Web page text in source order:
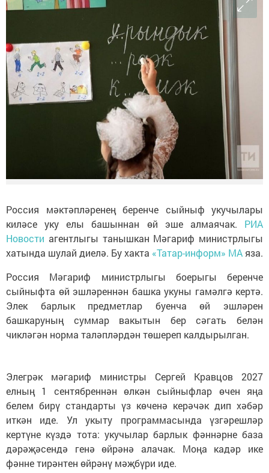
Россия мәктәпләренең беренче сыйныф укучылары
киләсе уку елы башыннан өй эше алмаячак. РИА
Новости агентлыгы танышкан Мәгариф министрлыгы
хатында шулай диелә. Бу хакта «Татар-информ» МА яза.
Россия Мәгариф министрлыгы боерыгы беренче
сыйныфта өй эшләреннән башка укуны гамәлгә кертә.
Элек барлык предметлар буенча өй эшләрен
башкаруның суммар вакытын бер сәгать белән
чикләгән норма таләпләрдән төшереп калдырылган.
Элегрәк мәгариф министры Сергей Кравцов 2027
елның 1 сентябреннән өлкән сыйныфлар өчен яңа
белем бирү стандарты үз көченә керәчәк дип хәбәр
иткән иде. Ул укыту программасында үзгәрешләр
кертүне күздә тота: укучылар барлык фәннәрне база
дәрәҗәсендә генә өйрәнә алачак. Моңа кадәр ике
фәнне тирәнтен өйрәнү мәҗбүри иде.